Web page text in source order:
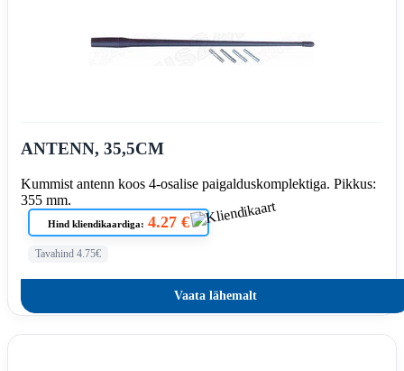
ANTENN, 35,5CM
Kummist antenn koos 4-osalise paigalduskomplektiga. Pikkus:
355 mm.
Hind kliendikaardiga: 4.27 €
Tavahind 4.75€
Vaata lähemalt